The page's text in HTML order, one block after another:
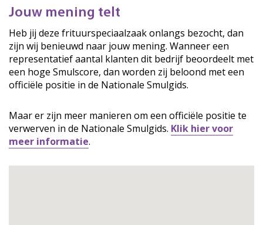
Jouw mening telt
Heb jij deze frituurspeciaalzaak onlangs bezocht, dan
zijn wij benieuwd naar jouw mening. Wanneer een
representatief aantal klanten dit bedrijf beoordeelt met
een hoge Smulscore, dan worden zij beloond met een
officiële positie in de Nationale Smulgids.
Maar er zijn meer manieren om een officiële positie te
verwerven in de Nationale Smulgids. Klik hier voor
meer informatie.